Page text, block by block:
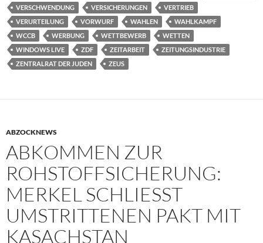
VERSCHWENDUNG
VERSICHERUNGEN
VERTRIEB
VERURTEILUNG
VORWURF WAHLEN
WAHLKAMPF
WCCB
WERBUNG WETTBEWERB
WETTEN
WINDOWS LIVE
ZDF ZEITARBEIT
ZEITUNGSINDUSTRIE
ZENTRALRAT DER JUDEN
ZEUS
ABZOCKNEWS
ABKOMMEN ZUR
ROHSTOFFSICHERUNG:
MERKEL SCHLIESST U
MSTRITTENEN PAKT MIT K
ASACHSTAN